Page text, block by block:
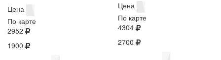
Цена
По карте
2952
1900
Цена
По карте
4304
2700